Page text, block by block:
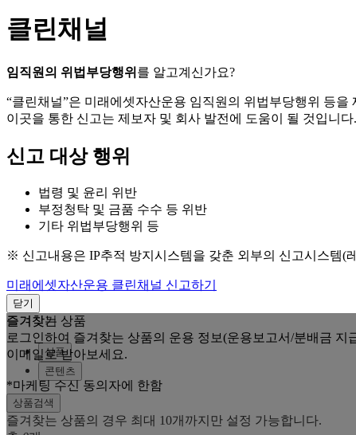
클린채널
임직원의 위법부당행위 를 알고계신가요?
“클린채널”은 미래에셋자산운용 임직원의 위법부당행위 등을
이곳을 통한 신고는 제보자 및 회사 발전에 도움이 될 것입니다.
신고 대상 행위
법령 및 윤리 위반
부정청탁 및 금품 수수 등 위반
기타 위법부당행위 등
※ 신고내용은 IP추적 방지시스템을 갖춘 외부의 신고시스템(
미래에셋자산운용 클린채널 신고하기
닫기
즐겨찾는 상품
로그인하여 즐겨찾는 상품의 운용 정보(운용보고서/분배금 지
이메일로 받아보세요.
*마케팅 수신 동의자에 한함
즐겨찾기
상품
콘텐츠
상품검색
즐겨찾는 상품의 경우 최대 10개까지만 설정 가능합니다.